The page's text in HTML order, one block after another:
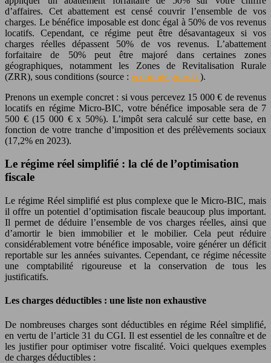
d’affaires. Cet abattement est censé couvrir l’ensemble de vos
charges. Le bénéfice imposable est donc égal à 50% de vos revenus
locatifs. Cependant, ce régime peut être désavantageux si vos
charges réelles dépassent 50% de vos revenus. L’abattement
forfaitaire de 50% peut être majoré dans certaines zones
géographiques, notamment les Zones de Revitalisation Rurale
(ZRR), sous conditions (source : economie.gouv.fr).
Prenons un exemple concret : si vous percevez 15 000 € de revenus
locatifs en régime Micro-BIC, votre bénéfice imposable sera de 7
500 € (15 000 € x 50%). L’impôt sera calculé sur cette base, en
fonction de votre tranche d’imposition et des prélèvements sociaux
(17,2% en 2023).
Le régime réel simplifié : la clé de l’optimisation
fiscale
Le régime Réel simplifié est plus complexe que le Micro-BIC, mais
il offre un potentiel d’optimisation fiscale beaucoup plus important.
Il permet de déduire l’ensemble de vos charges réelles, ainsi que
d’amortir le bien immobilier et le mobilier. Cela peut réduire
considérablement votre bénéfice imposable, voire générer un déficit
reportable sur les années suivantes. Cependant, ce régime nécessite
une comptabilité rigoureuse et la conservation de tous les
justificatifs.
Les charges déductibles : une liste non exhaustive
De nombreuses charges sont déductibles en régime Réel simplifié,
en vertu de l’article 31 du CGI. Il est essentiel de les connaître et de
les justifier pour optimiser votre fiscalité. Voici quelques exemples
de charges déductibles :